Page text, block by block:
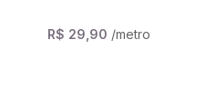
R$ 29,90 /metro